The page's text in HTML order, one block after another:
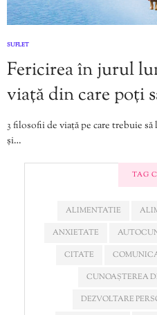
SUFLET
Fericirea în jurul
viață din care poți
3 filosofii de viață pe care trebuie
și…
TAG
ALIMENTATIE
ANXIETATE
CITATE
CUNOAȘTEREA
DEZVOLTARE